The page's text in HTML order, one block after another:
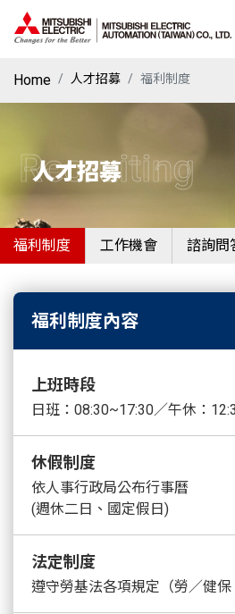
Home 人才招募 福利制度
人才招募
Recruiting
福利制度 工作機會 諮詢問
福利制度內容
上班時段
日班：08:30~17:30／午休：
休假制度
依人事行政局公布行事曆
(週休二日、國定假日)
法定制度
遵守勞基法各項規定（勞／健保